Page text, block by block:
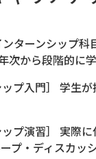
ターンシップ
次から段階的に
ップ入門］ 学生
ップ演習］ 実際
プ・ディスカッ